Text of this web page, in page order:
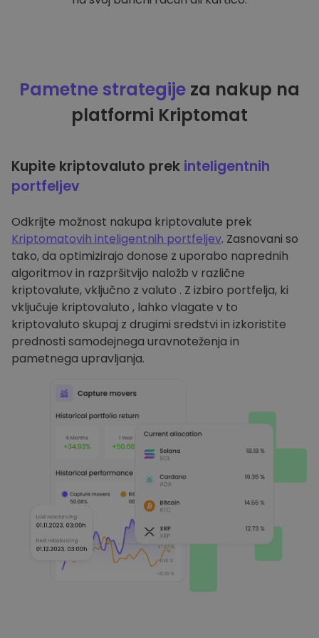
Pametne strategije za nakup na
platformi Kriptomat
Kupite kriptovaluto prek inteligentnih
portfeljev
Odkrijte možnost nakupa kriptovalute prek
Kriptomatovih inteligentnih portfeljev. Zasnovani so
tako, da optimizirajo donose z uporabo naprednih
algoritmov in razpršitvijo naložb v različne
kriptovalute, vključno z valuto . Z izbiro portfelja, ki
vključuje kriptovaluto , lahko vlagate v to
kriptovaluto skupaj z drugimi sredstvi in izkoristite
prednosti samodejnega uravnoteženja in
pametnega upravljanja.